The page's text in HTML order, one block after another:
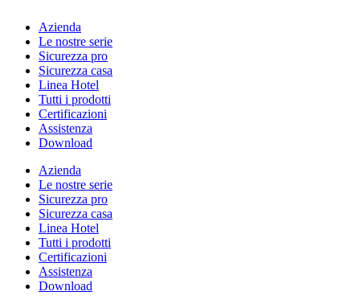
Azienda
Le nostre serie
Sicurezza pro
Sicurezza casa
Linea Hotel
Tutti i prodotti
Certificazioni
Assistenza
Download
Azienda
Le nostre serie
Sicurezza pro
Sicurezza casa
Linea Hotel
Tutti i prodotti
Certificazioni
Assistenza
Download